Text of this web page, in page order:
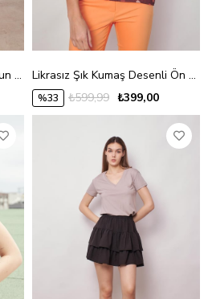
Kadın Yakalı Cep Kapaklı Uzun Kol Hafif Likralı Kumaş Oversize Blazer Ceket(Pantolonu Jument 40075)-Mercan Likrasız Şık Kumaş Desenli Ön Arka V Yaka Kolsuz Ceket İçi Bluz-Kahve Puanlı
%33 ₺399,00
₺599,99